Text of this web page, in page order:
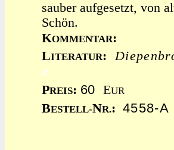
sauber aufgesetzt, von
Schön.
KOMMENTAR:
LITERATUR:
x
PREIS: 60 EUR
BESTELL-NR.: 4558-A